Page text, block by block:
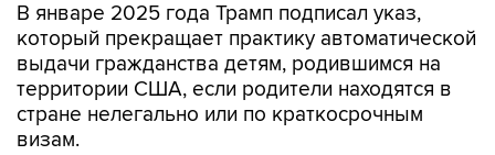
В январе 2025 года Трамп подписал указ,
который прекращает практику автоматической
выдачи гражданства детям, родившимся на
территории США, если родители находятся в
стране нелегально или по краткосрочным
визам.